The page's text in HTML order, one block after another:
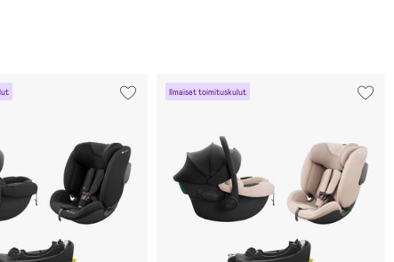
Ilmaiset toimituskulut